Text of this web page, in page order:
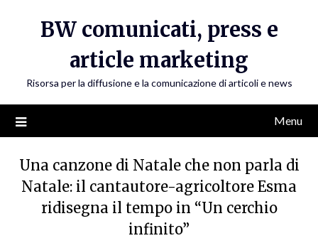
BW comunicati, press e
article marketing
Risorsa per la diffusione e la comunicazione di articoli e news
Menu
Una canzone di Natale che non parla di
Natale: il cantautore-agricoltore Esma
ridisegna il tempo in “Un cerchio
infinito”